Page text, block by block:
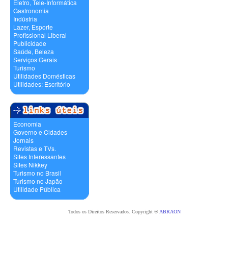
Eletro, Tele-Informática
Gastronomia
Indústria
Lazer, Esporte
Profissional Liberal
Publicidade
Saúde, Beleza
Serviços Gerais
Turismo
Utilidades Domésticas
Utilidades: Escritório
Economia
Governo e Cidades
Jornais
Revistas e TVs.
Sites Interessantes
Sites Nikkey
Turismo no Brasil
Turismo no Japão
Utilidade Pública
Todos os Direitos Reservados. Copyright ® ABRAON